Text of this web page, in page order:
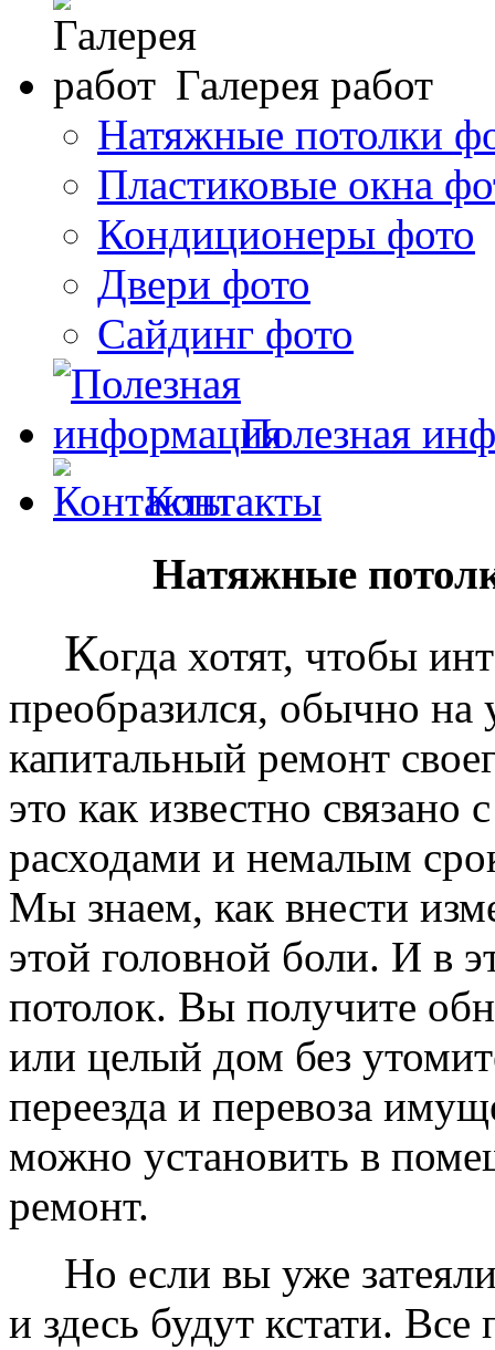
Галерея работ
Натяжные потолки
Пластиковые окна
Кондиционеры фото
Двери фото
Сайдинг фото
Полезная
Контакты
Натяжные
Когда хотят, чтобы
преобразился, обычно на
капитальный ремонт
это как известно
расходами и немалым
Мы знаем, как внести
этой головной боли. И в
потолок. Вы получите
или целый дом без
переезда и перевоза
можно установить в
ремонт.
Но если вы уже
и здесь будут кстати.